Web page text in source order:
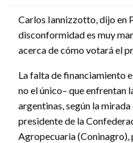
Carlos Iannizzotto, dijo en
disconformidad es muy
acerca de cómo votará el
La falta de financiamiento
no el único– que enfrentan
argentinas, según la
presidente de la
Agropecuaria (Coninagro),